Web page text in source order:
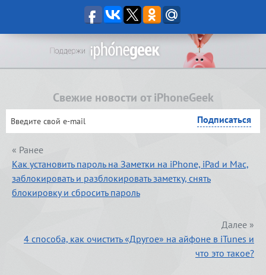
Свежие новости от iPhoneGeek
« Ранее
Как установить пароль на Заметки на iPhone, iPad и Mac,
заблокировать и разблокировать заметку, снять
блокировку и сбросить пароль
Далее »
4 способа, как очистить «Другое» на айфоне в iTunes и
что это такое?